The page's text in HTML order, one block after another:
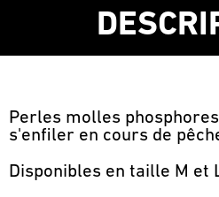
Perles molles
s'enfiler en cours de
Disponibles en taille M et